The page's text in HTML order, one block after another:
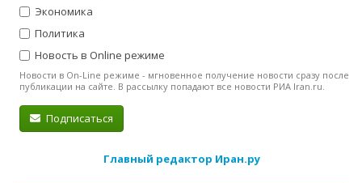
Экономика
Политика
Новость в Online режиме
Новости в On-Line режиме - мгновенное получение новости сразу после
публикации на сайте. В рассылку попадают все новости РИА Iran.ru.
Подписаться
Главный редактор Иран.ру